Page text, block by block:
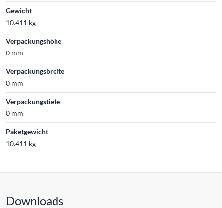
Gewicht
10.411 kg
Verpackungshöhe
0 mm
Verpackungsbreite
0 mm
Verpackungstiefe
0 mm
Paketgewicht
10.411 kg
Downloads